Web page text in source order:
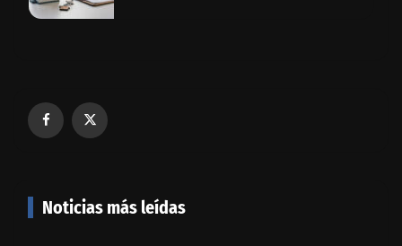
Noticias más leídas